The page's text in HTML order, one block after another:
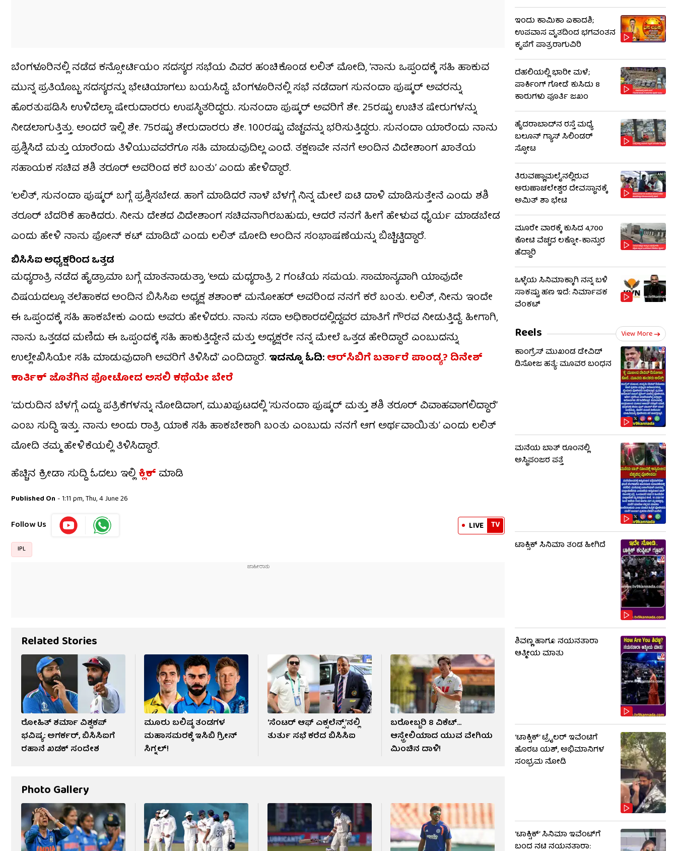
ಬೆಂಗಳೂರಿನಲ್ಲಿ ನಡೆದ ಕನ್ಸೋರ್ಟಿಯಂ ಸದಸ್ಯರ ಸಭೆಯ ವಿವರ ಹಂಚಿಕೊಂಡ ಲಲಿತ್ ಮೋದಿ, ‘ನಾನು ಒಪ್ಪಂದಕ್ಕೆ ಸಹಿ ಹಾಕುವ
ಮುನ್ನ ಪ್ರತಿಯೊಬ್ಬ ಸದಸ್ಯರನ್ನು ಭೇಟಿಯಾಗಲು ಬಯಸಿದ್ದೆ. ಬೆಂಗಳೂರಿನಲ್ಲಿ ಸಭೆ ನಡೆದಾಗ ಸುನಂದಾ ಪುಷ್ಕರ್ ಅವರನ್ನು
ಹೊರತುಪಡಿಸಿ ಉಳಿದೆಲ್ಲಾ ಷೇರುದಾರರು ಉಪಸ್ಥಿತರಿದ್ದರು. ಸುನಂದಾ ಪುಷ್ಕರ್ ಅವರಿಗೆ ಶೇ. 25ರಷ್ಟು ಉಚಿತ ಷೇರುಗಳನ್ನು
ನೀಡಲಾಗುತ್ತಿತ್ತು. ಅಂದರೆ ಇಲ್ಲಿ ಶೇ. 75ರಷ್ಟು ಶೇರುದಾರರು ಶೇ. 100ರಷ್ಟು ವೆಚ್ಚವನ್ನು ಭರಿಸುತ್ತಿದ್ದರು. ಸುನಂದಾ ಯಾರೆಂದು ನಾನು
ಪ್ರಶ್ನಿಸಿದೆ ಮತ್ತು ಯಾರೆಂದು ತಿಳಿಯುವವರೆಗೂ ಸಹಿ ಮಾಡುವುದಿಲ್ಲ ಎಂದೆ. ತಕ್ಷಣವೇ ನನಗೆ ಅಂದಿನ ವಿದೇಶಾಂಗ ಖಾತೆಯ
ಸಹಾಯಕ ಸಚಿವ ಶಶಿ ತರೂರ್ ಅವರಿಂದ ಕರೆ ಬಂತು’ ಎಂದು ಹೇಳಿದ್ದಾರೆ.
‘ಲಲಿತ್, ಸುನಂದಾ ಪುಷ್ಕರ್ ಬಗ್ಗೆ ಪ್ರಶ್ನಿಸಬೇಡ. ಹಾಗೆ ಮಾಡಿದರೆ ನಾಳೆ ಬೆಳಗ್ಗೆ ನಿನ್ನ ಮೇಲೆ ಐಟಿ ದಾಳಿ ಮಾಡಿಸುತ್ತೇನೆ ಎಂದು ಶಶಿ
ತರೂರ್ ಬೆದರಿಕೆ ಹಾಕಿದರು. ನೀನು ದೇಶದ ವಿದೇಶಾಂಗ ಸಚಿವನಾಗಿರಬಹುದು, ಆದರೆ ನನಗೆ ಹೀಗೆ ಹೇಳುವ ಧೈರ್ಯ ಮಾಡಬೇಡ
ಎಂದು ಹೇಳಿ ನಾನು ಫೋನ್ ಕಟ್ ಮಾಡಿದೆ’ ಎಂದು ಲಲಿತ್ ಮೋದಿ ಅಂದಿನ ಸಂಭಾಷಣೆಯನ್ನು ಬಿಚ್ಚಿಟ್ಟಿದ್ದಾರೆ.
ಬಿಸಿಸಿಐ ಅಧ್ಯಕ್ಷರಿಂದ ಒತ್ತಡ
ಮಧ್ಯರಾತ್ರಿ ನಡೆದ ಹೈಡ್ರಾಮಾ ಬಗ್ಗೆ ಮಾತನಾಡುತ್ತಾ, ‘ಅದು ಮಧ್ಯರಾತ್ರಿ 2 ಗಂಟೆಯ ಸಮಯ. ಸಾಮಾನ್ಯವಾಗಿ ಯಾವುದೇ
ವಿಷಯದಲ್ಲೂ ತಲೆಹಾಕದ ಅಂದಿನ ಬಿಸಿಸಿಐ ಅಧ್ಯಕ್ಷ ಶಶಾಂಕ್ ಮನೋಹರ್ ಅವರಿಂದ ನನಗೆ ಕರೆ ಬಂತು. ಲಲಿತ್, ನೀನು ಇಂದೇ
ಈ ಒಪ್ಪಂದಕ್ಕೆ ಸಹಿ ಹಾಕಬೇಕು ಎಂದು ಅವರು ಹೇಳಿದರು. ನಾನು ಸದಾ ಅಧಿಕಾರದಲ್ಲಿದ್ದವರ ಮಾತಿಗೆ ಗೌರವ ನೀಡುತ್ತಿದ್ದೆ. ಹೀಗಾಗಿ,
ನಾನು ಒತ್ತಡದ ಮಣಿದು ಈ ಒಪ್ಪಂದಕ್ಕೆ ಸಹಿ ಹಾಕುತ್ತಿದ್ದೇನೆ ಮತ್ತು ಅಧ್ಯಕ್ಷರೇ ನನ್ನ ಮೇಲೆ ಒತ್ತಡ ಹೇರಿದ್ದಾರೆ ಎಂಬುದನ್ನು
ಉಲ್ಲೇಖಿಸಿಯೇ ಸಹಿ ಮಾಡುವುದಾಗಿ ಅವರಿಗೆ ತಿಳಿಸಿದೆ’ ಎಂದಿದ್ದಾರೆ. ಇದನ್ನೂ ಓದಿ:ಆರ್‌ಸಿಬಿಗೆ ಬರ್ತಾರೆ ಪಾಂಡ್ಯ? ದಿನೇಶ್
ಕಾರ್ತಿಕ್ ಜೊತೆಗಿನ ಫೋಟೋದ ಅಸಲಿ ಕಥೆಯೇ ಬೇರೆ
‘ಮರುದಿನ ಬೆಳಗ್ಗೆ ಎದ್ದು ಪತ್ರಿಕೆಗಳನ್ನು ನೋಡಿದಾಗ, ಮುಖಪುಟದಲ್ಲಿ ‘ಸುನಂದಾ ಪುಷ್ಕರ್ ಮತ್ತು ಶಶಿ ತರೂರ್ ವಿವಾಹವಾಗಲಿದ್ದಾರೆ’
ಎಂಬ ಸುದ್ದಿ ಇತ್ತು. ನಾನು ಅಂದು ರಾತ್ರಿ ಯಾಕೆ ಸಹಿ ಹಾಕಬೇಕಾಗಿ ಬಂತು ಎಂಬುದು ನನಗೆ ಆಗ ಅರ್ಥವಾಯಿತು’ ಎಂದು ಲಲಿತ್
ಮೋದಿ ತಮ್ಮ ಹೇಳಿಕೆಯಲ್ಲಿ ತಿಳಿಸಿದ್ದಾರೆ.
ಹೆಚ್ಚಿನ ಕ್ರೀಡಾ ಸುದ್ದಿ ಓದಲು ಇಲ್ಲಿಕ್ಲಿಕ್ ಮಾಡಿ
Published On - 1:11 pm, Thu, 4 June 26
Follow Us LIVE TV
IPL
Related Stories
ರೋಹಿತ್ ಶರ್ಮಾ ವಿಶ್ವಕಪ್
ಭವಿಷ್ಯ: ಅಗರ್ಕರ್, ಬಿಸಿಸಿಐಗೆ
ರಹಾನೆ ಖಡಕ್ ಸಂದೇಶ
ಮೂರು ಬಲಿಷ್ಠ ತಂಡಗಳ
ಮಹಾಸಮರಕ್ಕೆ ಇಸಿಬಿ ಗ್ರೀನ್
ಸಿಗ್ನಲ್!
‘ಸೆಂಟರ್ ಆಫ್ ಎಕ್ಸಲೆನ್ಸ್’ನಲ್ಲಿ
ತುರ್ತು ಸಭೆ ಕರೆದ ಬಿಸಿಸಿಐ
ಬರೋಬ್ಬರಿ 8 ವಿಕೆಟ್​...
ಆಸ್ಟ್ರೇಲಿಯಾದ ಯುವ ವೇಗಿಯ
ಮಿಂಚಿನ ದಾಳಿ!
Photo Gallery
ಇಂದು ಕಾಮಿಕಾ ಏಕಾದಶಿ;
ಉಪವಾಸ ವೃತದಿಂದ ಭಗವಂತನ
ಕೃಪೆಗೆ ಪಾತ್ರರಾಗುವಿರಿ
ದೆಹಲಿಯಲ್ಲಿ ಭಾರೀ ಮಳೆ;
ಪಾರ್ಕಿಂಗ್ ಗೋಡೆ ಕುಸಿದು 8
ಕಾರುಗಳು ಪೂರ್ತಿ ಜಖಂ
ಹೈದರಾಬಾದ್​ನ ರಸ್ತೆ ಮಧ್ಯೆ
ಬಲೂನ್ ಗ್ಯಾಸ್ ಸಿಲಿಂಡರ್
ಸ್ಫೋಟ
ತಿರುವಣ್ಣಾಮಲೈನಲ್ಲಿರುವ
ಅರುಣಾಚಲೇಶ್ವರ ದೇವಸ್ಥಾನಕ್ಕೆ
ಅಮಿತ್ ಶಾ ಭೇಟಿ
ಮೂರೇ ವಾರಕ್ಕೆ ಕುಸಿದ 4,700
ಕೋಟಿ ವೆಚ್ಚದ ಲಕ್ನೋ-ಕಾನ್ಪುರ
ಹೆದ್ದಾರಿ
ಒಳ್ಳೆಯ ಸಿನಿಮಾಕ್ಕಾಗಿ ನನ್ನ ಬಳಿ
ಸಾಕಷ್ಟು ಹಣ ಇದೆ: ನಿರ್ಮಾಪಕ
ವೆಂಕಟ್
Reels View More
ಕಾಂಗ್ರೆಸ್ ಮುಖಂಡ ಡೇವಿಡ್
ಡಿಸೋಜ ಹತ್ಯೆ: ಮೂವರ ಬಂಧನ
ಮನೆಯ ಬಾತ್ ರೂಂನಲ್ಲಿ
ಅಸ್ಥಿಪಂಜರ ಪತ್ತೆ
ಟಾಕ್ಸಿಕ್​​​ ಸಿನಿಮಾ ತಂಡ ಹೀಗಿದೆ
ಶಿವಣ್ಣ ಹಾಗೂ ನಯನತಾರಾ
ಆತ್ಮೀಯ ಮಾತು
‘ಟಾಕ್ಸಿಕ್’ ಟ್ರೈಲರ್ ಇವೆಂಟಿಗೆ
ಹೊರಟ ಯಶ್, ಅಭಿಮಾನಿಗಳ
ಸಂಭ್ರಮ ನೋಡಿ
‘ಟಾಕ್ಸಿಕ್’ ಸಿನಿಮಾ ಇವೆಂಟ್​​ಗೆ
ಬಂದ ನಟಿ ನಯನತಾರಾ: